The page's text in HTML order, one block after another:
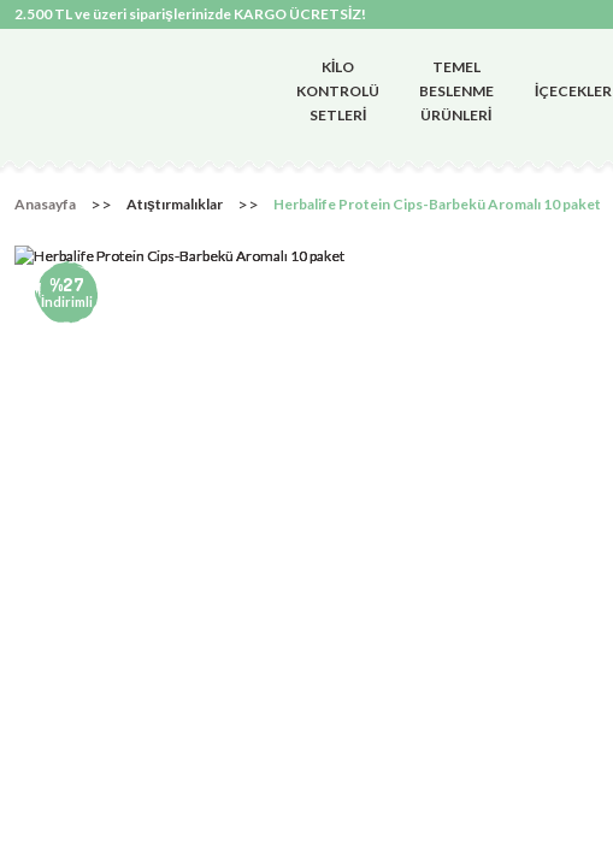
2.500 TL ve üzeri siparişlerinizde KARGO ÜCRETSİZ!
KILO
KONTROLÜ
SETLERI
TEMEL
BESLENME
ÜRÜNLERI
İÇECEKLER
Anasayfa Atıştırmalıklar Herbalife Protein Cips-Barbekü Aromalı 10 paket
%27
İndirimli